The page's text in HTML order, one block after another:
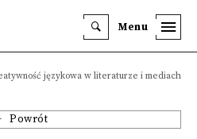
Menu
językowa w literaturze i mediach
Powrót